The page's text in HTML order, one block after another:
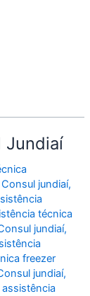
Jundiaí
jundiaí,
técnica
jundiaí,
freezer
jundiaí,
assistência